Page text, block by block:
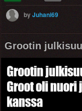
byJuhani69
Grootin